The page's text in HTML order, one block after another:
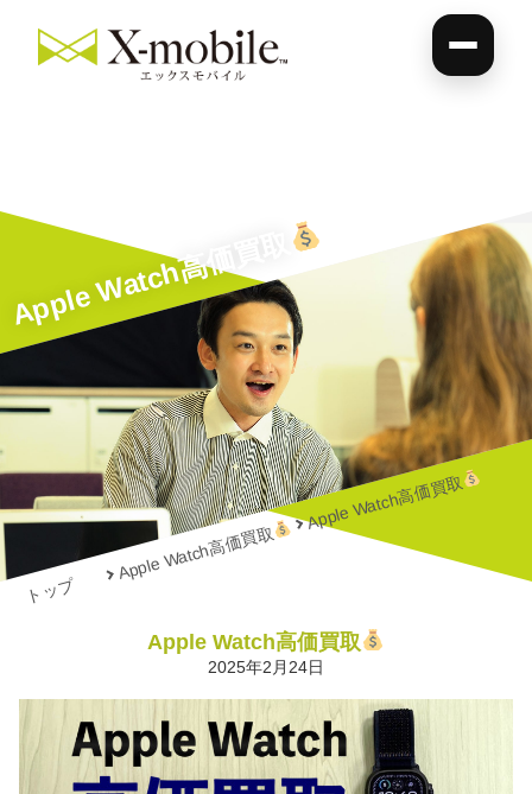
Apple Watch高価買取
トップ
Apple Watch高価買取
Apple Watch高価買取
Apple Watch高価買取
2025年2月24日